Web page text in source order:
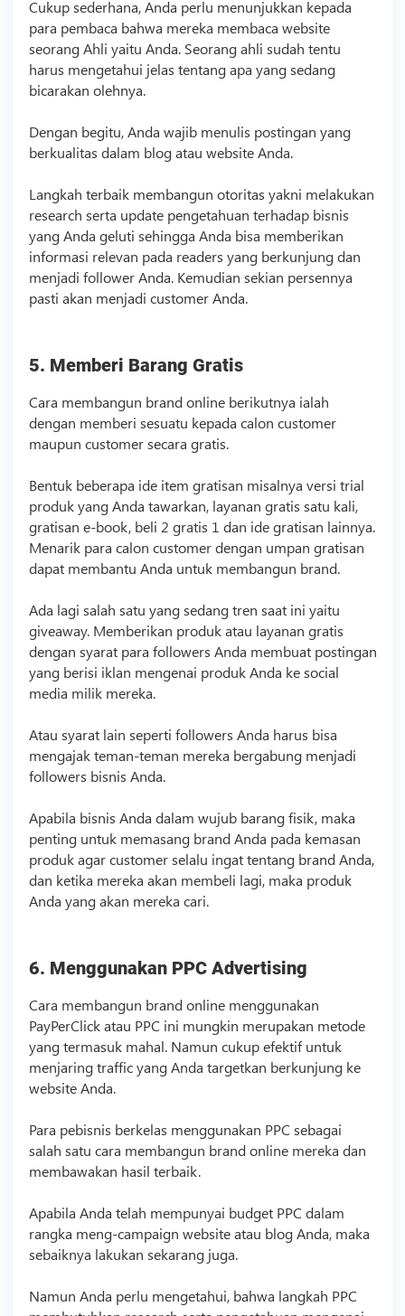
Cukup sederhana, Anda perlu menunjukkan kepada
para pembaca bahwa mereka membaca website
seorang Ahli yaitu Anda. Seorang ahli sudah tentu
harus mengetahui jelas tentang apa yang sedang
bicarakan olehnya.
Dengan begitu, Anda wajib menulis postingan yang
berkualitas dalam blog atau website Anda.
Langkah terbaik membangun otoritas yakni melakukan
research serta update pengetahuan terhadap bisnis
yang Anda geluti sehingga Anda bisa memberikan
informasi relevan pada readers yang berkunjung dan
menjadi follower Anda. Kemudian sekian persennya
pasti akan menjadi customer Anda.
5. Memberi Barang Gratis
Cara membangun brand online berikutnya ialah
dengan memberi sesuatu kepada calon customer
maupun customer secara gratis.
Bentuk beberapa ide item gratisan misalnya versi trial
produk yang Anda tawarkan, layanan gratis satu kali,
gratisan e-book, beli 2 gratis 1 dan ide gratisan lainnya.
Menarik para calon customer dengan umpan gratisan
dapat membantu Anda untuk membangun brand.
Ada lagi salah satu yang sedang tren saat ini yaitu
giveaway. Memberikan produk atau layanan gratis
dengan syarat para followers Anda membuat postingan
yang berisi iklan mengenai produk Anda ke social
media milik mereka.
Atau syarat lain seperti followers Anda harus bisa
mengajak teman-teman mereka bergabung menjadi
followers bisnis Anda.
Apabila bisnis Anda dalam wujub barang fisik, maka
penting untuk memasang brand Anda pada kemasan
produk agar customer selalu ingat tentang brand Anda,
dan ketika mereka akan membeli lagi, maka produk
Anda yang akan mereka cari.
6. Menggunakan PPC Advertising
Cara membangun brand online menggunakan
PayPerClick atau PPC ini mungkin merupakan metode
yang termasuk mahal. Namun cukup efektif untuk
menjaring traffic yang Anda targetkan berkunjung ke
website Anda.
Para pebisnis berkelas menggunakan PPC sebagai
salah satu cara membangun brand online mereka dan
membawakan hasil terbaik.
Apabila Anda telah mempunyai budget PPC dalam
rangka meng-campaign website atau blog Anda, maka
sebaiknya lakukan sekarang juga.
Namun Anda perlu mengetahui, bahwa langkah PPC